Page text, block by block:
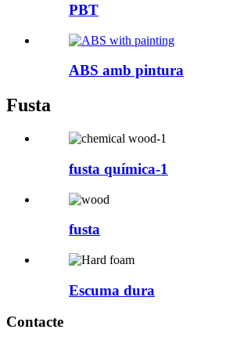
PBT
ABS amb pintura
Fusta
fusta química-1
fusta
Escuma dura
Contacte